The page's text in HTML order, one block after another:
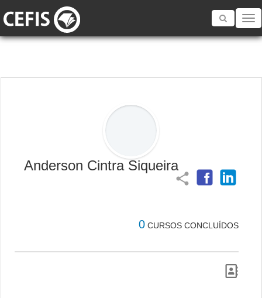
Toggle
Anderson Cintra Siqueira
share
0 CURSOS CONCLUÍDOS